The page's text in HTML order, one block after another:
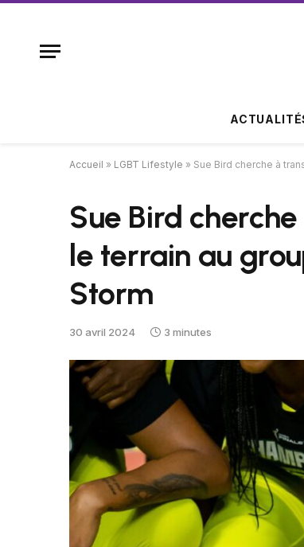
Accueil » LGBT Lifestyle » Sue Bird cherche à
Sue Bird
le terrain au
Storm
30 avril 2024 3 minutes